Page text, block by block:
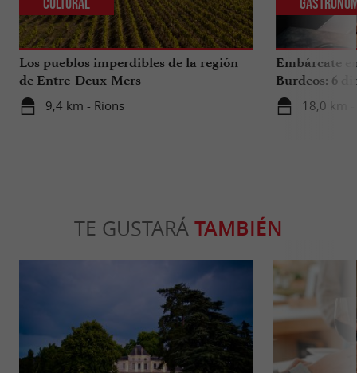
Los pueblos imperdibles de la región
de Entre-Deux-Mers
9,4 km - Rions
Cultural
Embárcate
Burdeos: 6
18,0 km
TE GUSTARÁ TAMBIÉN